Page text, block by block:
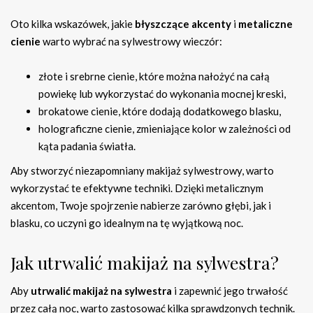
Oto kilka wskazówek, jakie błyszczące akcenty i metaliczne
cienie warto wybrać na sylwestrowy wieczór:
złote i srebrne cienie, które można nałożyć na całą
powiekę lub wykorzystać do wykonania mocnej kreski,
brokatowe cienie, które dodają dodatkowego blasku,
holograficzne cienie, zmieniające kolor w zależności od
kąta padania światła.
Aby stworzyć niezapomniany makijaż sylwestrowy, warto
wykorzystać te efektywne techniki. Dzięki metalicznym
akcentom, Twoje spojrzenie nabierze zarówno głębi, jak i
blasku, co uczyni go idealnym na tę wyjątkową noc.
Jak utrwalić makijaż na sylwestra?
Aby utrwalić makijaż na sylwestra i zapewnić jego trwałość
przez całą noc, warto zastosować kilka sprawdzonych technik.